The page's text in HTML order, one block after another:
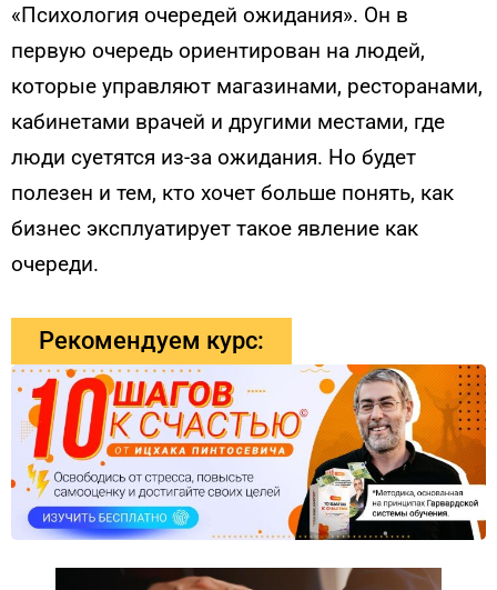
«Психология очередей ожидания». Он в
первую очередь ориентирован на людей,
которые управляют магазинами, ресторанами,
кабинетами врачей и другими местами, где
люди суетятся из-за ожидания. Но будет
полезен и тем, кто хочет больше понять, как
бизнес эксплуатирует такое явление как
очереди.
Рекомендуем курс: